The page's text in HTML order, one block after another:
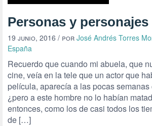
Personas y personajes
19 junio, 2016 / por José Andrés Torres
España
Recuerdo que cuando mi abuela, que
cine, veía en la tele que un actor que
película, aparecía a las pocas semanas
¿pero a este hombre no lo habían
entonces, como los de casi todos los
de […]